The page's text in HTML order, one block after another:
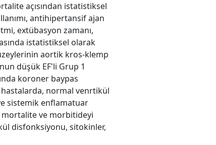
açısından istatistiksel
antihipertansif ajan
extübasyon zamanı,
istatistiksel olarak
aortik kros-klemp
düşük EF'li Grup 1
koroner baypas
normal venrtikül
sistemik enflamatuar
mortalite ve morbitideyi
disfonksiyonu, sitokinler,